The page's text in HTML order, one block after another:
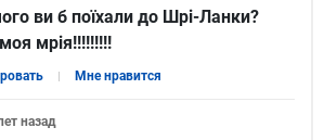
ви б поїхали до Шрі-Ланки?
мрія!!!!!!!!!
Мне нравится
назад